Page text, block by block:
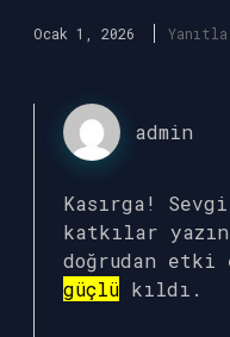
Ocak 1, 2026 Yanıtla
admin
Kasırga!
katkılar
doğrudan
güçlü kıldı.